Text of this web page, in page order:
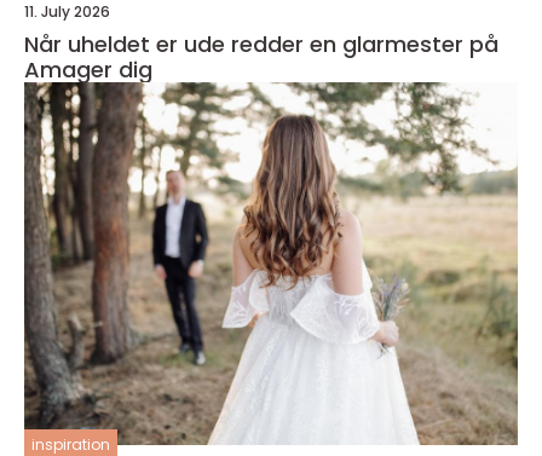
11. July 2026
Når uheldet er ude redder en glarmester på
Amager dig
inspiration